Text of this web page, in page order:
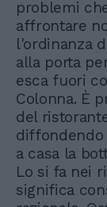
problemi
affrontare
l'ordinanza
alla porta
esca fuori
Colonna. È
del
diffondendo
a casa la
Lo si fa nei
significa